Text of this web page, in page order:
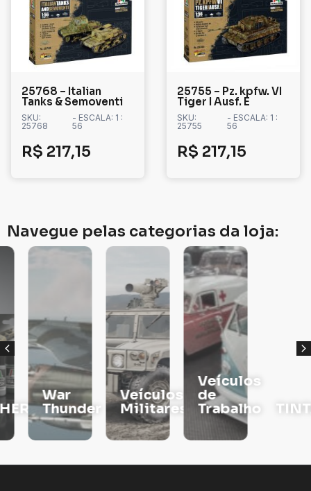
25768 – Italian
Tanks & Semoventi
SKU:
25768
- ESCALA: 1 :
56
R$ 217,15
25755 – Pz. kpfw. VI
Tiger I Ausf. E
SKU:
25755
- ESCALA: 1 :
56
R$ 217,15
Navegue pelas categorias da loja:
War
Thunder
Veículos
Militares
Veículos
de
Trabalho
TINTAS